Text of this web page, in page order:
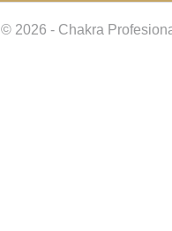
© 2026 - Chakra